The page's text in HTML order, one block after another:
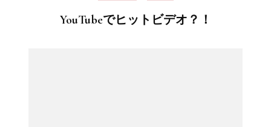
YouTubeでヒットビデオ？！